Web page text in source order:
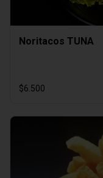
Noritacos TUNA
$6.500